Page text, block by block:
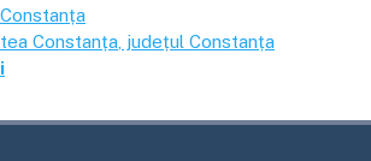
Constanța
Constanța , județul Constanța